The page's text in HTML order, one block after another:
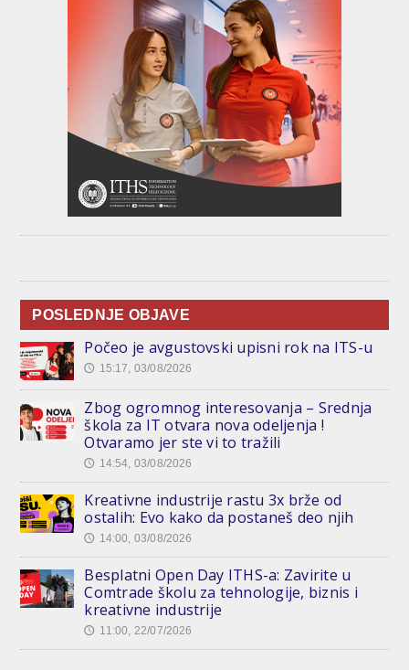
POSLEDNJE OBJAVE
Počeo je avgustovski upisni rok na ITS-u
🕔 15:17, 03/08/2026
Zbog ogromnog interesovanja – Srednja
škola za IT otvara nova odeljenja !
Otvaramo jer ste vi to tražili
🕔 14:54, 03/08/2026
Kreativne industrije rastu 3x brže od
ostalih: Evo kako da postaneš deo njih
🕔 14:00, 03/08/2026
Besplatni Open Day ITHS-a: Zavirite u
Comtrade školu za tehnologije, biznis i
kreativne industrije
🕔 11:00, 22/07/2026